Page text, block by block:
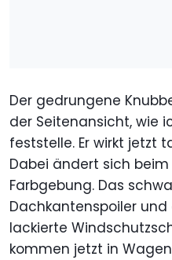
Der gedrungene
der Seitenansicht, wie
feststelle. Er wirkt jetzt
Dabei ändert sich
Farbgebung. Das
Dachkantenspoiler
lackierte
kommen jetzt in